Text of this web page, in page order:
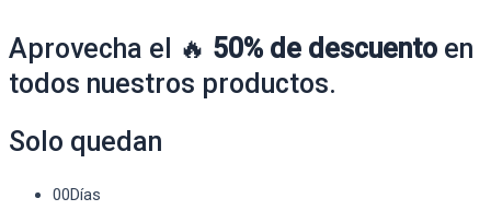
Aprovecha el 🔥 50% de descuento en
todos nuestros productos.
Solo quedan
00Días